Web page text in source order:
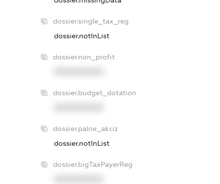
dossier.single_tax_reg
dossier.notInList
dossier.non_profit
dossier.budget_dotation
dossier.palne_akciz
dossier.notInList
dossier.bigTaxPayerReg